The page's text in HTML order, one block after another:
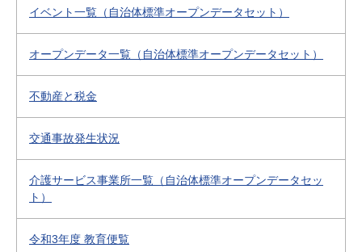
イベント一覧（自治体標準オープンデータセット）
オープンデータ一覧（自治体標準オープンデータセット）
不動産と税金
交通事故発生状況
介護サービス事業所一覧（自治体標準オープンデータセッ
ト）
令和3年度 教育便覧